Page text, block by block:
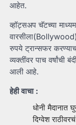
आहेत.
व्हॉट्सअप चॅटच्या
रुपये ट्रान्सफर
व्यक्तींवर पाच वर्षांची
आली आहे.
हेही वाचा :
धोनी मैदानात
दिग्वेश